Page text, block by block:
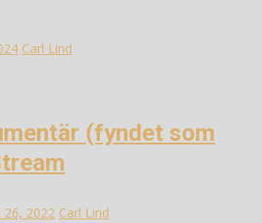
Carl Lind
(fyndet som
26, 2022 Carl Lind